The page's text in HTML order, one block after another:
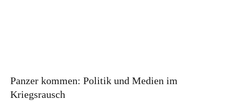
Panzer kommen: Politik und Medien im
Kriegsrausch